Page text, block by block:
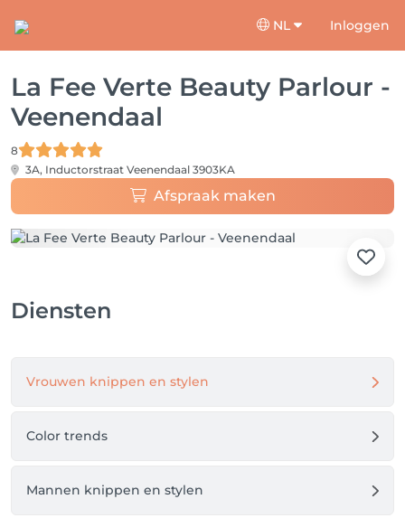
NL Inloggen
La Fee Verte Beauty Parlour -
Veenendaal
8
3A, Inductorstraat Veenendaal 3903KA
Afspraak maken
Diensten
Vrouwen knippen en stylen
Color trends
Mannen knippen en stylen